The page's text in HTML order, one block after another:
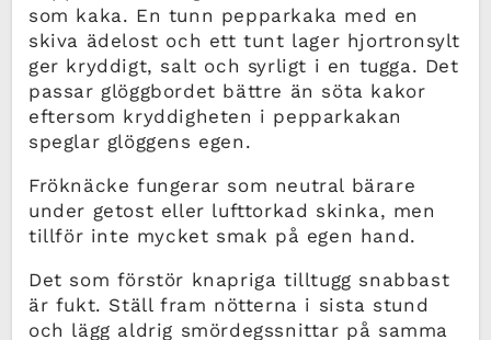
som kaka. En tunn pepparkaka med en
skiva ädelost och ett tunt lager hjortronsylt
ger kryddigt, salt och syrligt i en tugga. Det
passar glöggbordet bättre än söta kakor
eftersom kryddigheten i pepparkakan
speglar glöggens egen.
Fröknäcke fungerar som neutral bärare
under getost eller lufttorkad skinka, men
tillför inte mycket smak på egen hand.
Det som förstör knapriga tilltugg snabbast
är fukt. Ställ fram nötterna i sista stund
och lägg aldrig smördegssnittar på samma